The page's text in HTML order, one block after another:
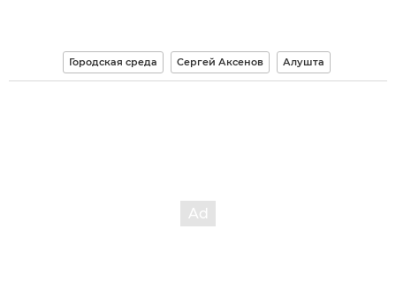
Городская среда Сергей Аксенов Алушта